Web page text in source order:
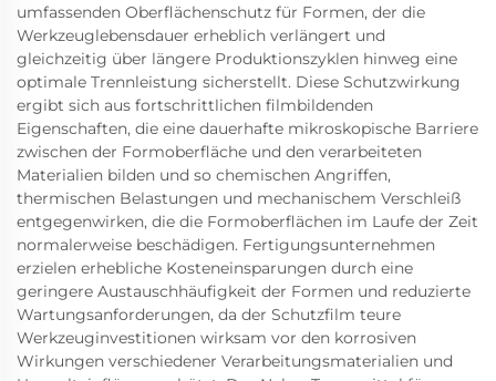
umfassenden Oberflächenschutz für Formen, der die
Werkzeuglebensdauer erheblich verlängert und
gleichzeitig über längere Produktionszyklen hinweg eine
optimale Trennleistung sicherstellt. Diese Schutzwirkung
ergibt sich aus fortschrittlichen filmbildenden
Eigenschaften, die eine dauerhafte mikroskopische Barriere
zwischen der Formoberfläche und den verarbeiteten
Materialien bilden und so chemischen Angriffen,
thermischen Belastungen und mechanischem Verschleiß
entgegenwirken, die die Formoberflächen im Laufe der Zeit
normalerweise beschädigen. Fertigungsunternehmen
erzielen erhebliche Kosteneinsparungen durch eine
geringere Austauschhäufigkeit der Formen und reduzierte
Wartungsanforderungen, da der Schutzfilm teure
Werkzeuginvestitionen wirksam vor den korrosiven
Wirkungen verschiedener Verarbeitungsmaterialien und